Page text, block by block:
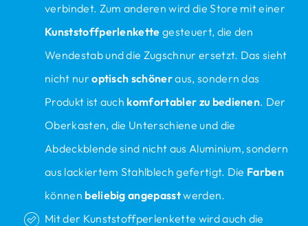
verbindet. Zum anderen wird die Store mit einer
Kunststoffperlenkette gesteuert, die den
Wendestab und die Zugschnur ersetzt. Das sieht
nicht nuroptisch schöneraus, sondern das
Produkt ist auch komfortabler zu bedienen. Der
Oberkasten, die Unterschiene und die
Abdeckblende sind nicht aus Aluminium, sondern
aus lackiertem Stahlblech gefertigt. Die Farben
können beliebig angepasstwerden.
Mit der Kunststoffperlenkette wird auch die